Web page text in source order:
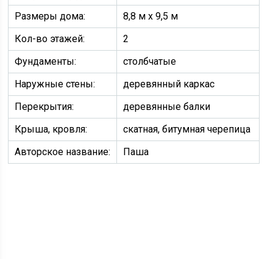
Размеры дома:
8,8 м х 9,5 м
Кол-во этажей:
2
Фундаменты:
столбчатые
Наружные стены:
деревянный каркас
Перекрытия:
деревянные балки
Крыша, кровля:
скатная, битумная черепица
Авторское название:
Паша